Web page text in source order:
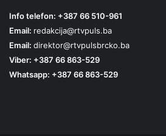
Info telefon: +387 66 510-961
Email: redakcija@rtvpuls.ba
Email: direktor@rtvpulsbrcko.ba
Viber: +387 66 863-529
Whatsapp: +387 66 863-529